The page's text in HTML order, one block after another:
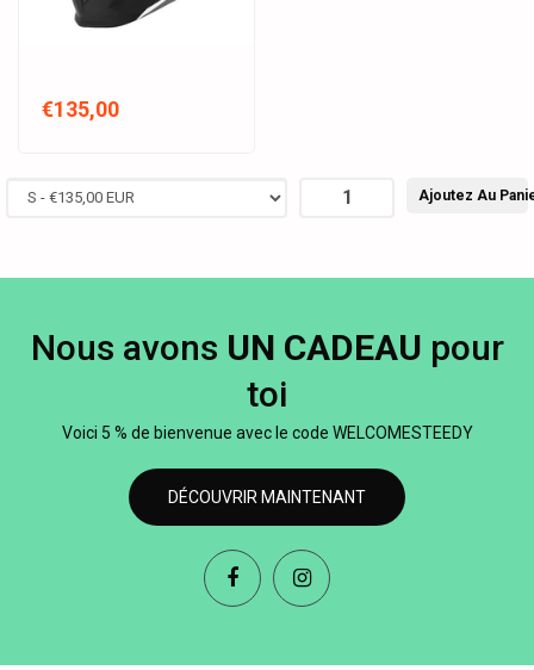
€135,00
Ajoutez Au
Nous avons UN CADEAU pour
toi
Voici 5 % de bienvenue avec le code WELCOMESTEEDY
DÉCOUVRIR MAINTENANT